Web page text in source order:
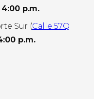
p.m.
Sur (Calle 57Q
p.m.